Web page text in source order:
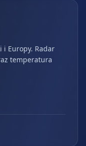
i Europy. Radar
temperatura